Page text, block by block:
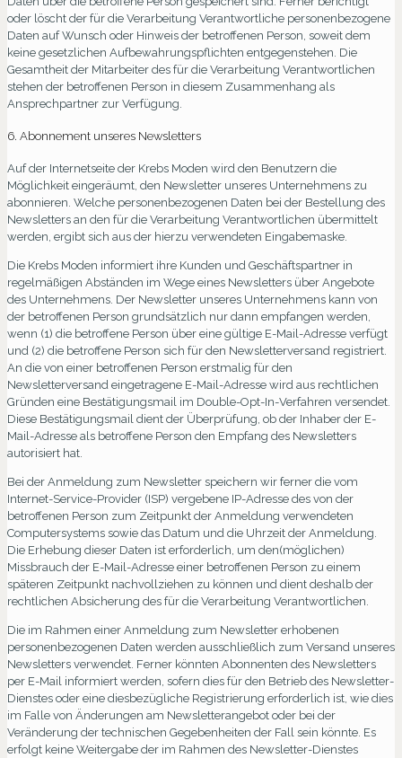
oder löscht der für die Verarbeitung Verantwortliche personenbezogene
Daten auf Wunsch oder Hinweis der betroffenen Person, soweit dem
keine gesetzlichen Aufbewahrungspflichten entgegenstehen. Die
Gesamtheit der Mitarbeiter des für die Verarbeitung Verantwortlichen
stehen der betroffenen Person in diesem Zusammenhang als
Ansprechpartner zur Verfügung.
6. Abonnement unseres Newsletters
Auf der Internetseite der Krebs Moden wird den Benutzern die
Möglichkeit eingeräumt, den Newsletter unseres Unternehmens zu
abonnieren. Welche personenbezogenen Daten bei der Bestellung des
Newsletters an den für die Verarbeitung Verantwortlichen übermittelt
werden, ergibt sich aus der hierzu verwendeten Eingabemaske.
Die Krebs Moden informiert ihre Kunden und Geschäftspartner in
regelmäßigen Abständen im Wege eines Newsletters über Angebote
des Unternehmens. Der Newsletter unseres Unternehmens kann von
der betroffenen Person grundsätzlich nur dann empfangen werden,
wenn (1) die betroffene Person über eine gültige E-Mail-Adresse verfügt
und (2) die betroffene Person sich für den Newsletterversand registriert.
An die von einer betroffenen Person erstmalig für den
Newsletterversand eingetragene E-Mail-Adresse wird aus rechtlichen
Gründen eine Bestätigungsmail im Double-Opt-In-Verfahren versendet.
Diese Bestätigungsmail dient der Überprüfung, ob der Inhaber der E-
Mail-Adresse als betroffene Person den Empfang des Newsletters
autorisiert hat.
Bei der Anmeldung zum Newsletter speichern wir ferner die vom
Internet-Service-Provider (ISP) vergebene IP-Adresse des von der
betroffenen Person zum Zeitpunkt der Anmeldung verwendeten
Computersystems sowie das Datum und die Uhrzeit der Anmeldung.
Die Erhebung dieser Daten ist erforderlich, um den(möglichen)
Missbrauch der E-Mail-Adresse einer betroffenen Person zu einem
späteren Zeitpunkt nachvollziehen zu können und dient deshalb der
rechtlichen Absicherung des für die Verarbeitung Verantwortlichen.
Die im Rahmen einer Anmeldung zum Newsletter erhobenen
personenbezogenen Daten werden ausschließlich zum Versand unseres
Newsletters verwendet. Ferner könnten Abonnenten des Newsletters
per E-Mail informiert werden, sofern dies für den Betrieb des Newsletter-
Dienstes oder eine diesbezügliche Registrierung erforderlich ist, wie dies
im Falle von Änderungen am Newsletterangebot oder bei der
Veränderung der technischen Gegebenheiten der Fall sein könnte. Es
erfolgt keine Weitergabe der im Rahmen des Newsletter-Dienstes